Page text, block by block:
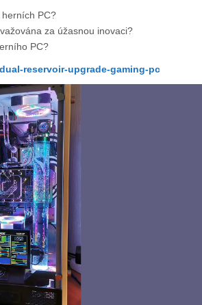
PC?
za úžasnou inovaci?
PC?
reservoir-upgrade-gaming-pc